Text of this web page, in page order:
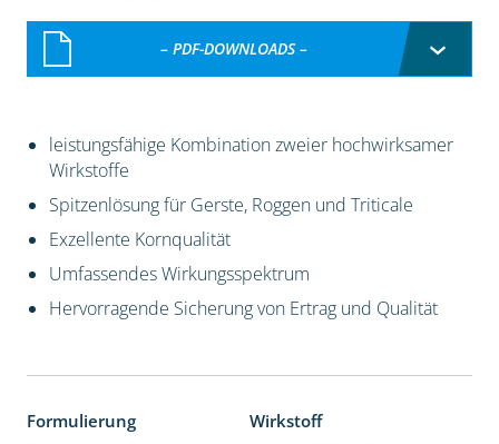
– PDF-DOWNLOADS –
leistungsfähige Kombination zweier hochwirksamer
Wirkstoffe
Spitzenlösung für Gerste, Roggen und Triticale
Exzellente Kornqualität
Umfassendes Wirkungsspektrum
Hervorragende Sicherung von Ertrag und Qualität
Formulierung Wirkstoff